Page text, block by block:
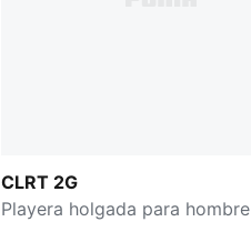
CLRT 2G
Playera holgada para hombre